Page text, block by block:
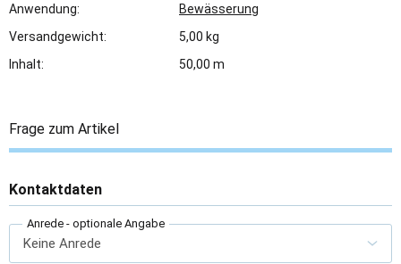
Anwendung:
Bewässerung
Versandgewicht:
5,00 kg
Inhalt:
50,00 m
Frage zum Artikel
Kontaktdaten
Anrede - optionale Angabe